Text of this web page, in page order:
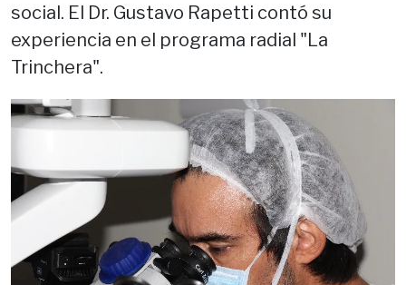
social. El Dr. Gustavo Rapetti contó su
experiencia en el programa radial "La
Trinchera".